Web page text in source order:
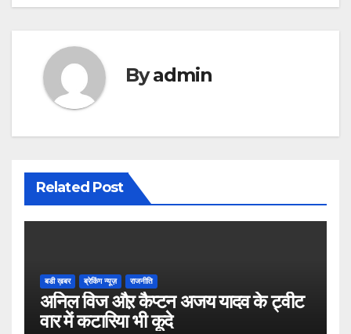
Byadmin
Related Post
बडी ख़बर ब्रेकिंग न्यूज़ राजनीति
अनिल विज औऱ कैप्टन अजय यादव के ट्वीट
वार में कटारिया भी कूदे